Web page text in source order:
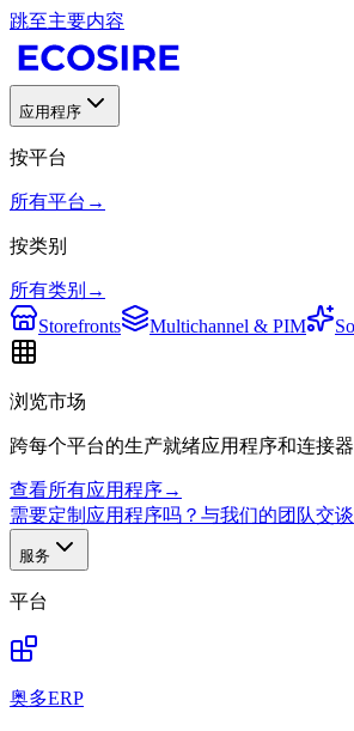
跳至主要内容
应用程序
按平台
所有平台 →
按类别
所有类别 →
Storefronts
Multichannel & PIM
浏览市场
跨每个平台的生产就绪应用程序和连接
查看所有应用程序→
需要定制应用程序吗？与我们的团队交谈
服务
平台
奥多ERP